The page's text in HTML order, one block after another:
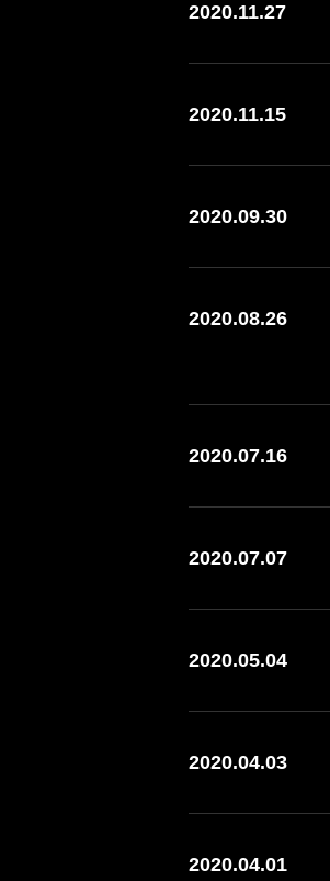
2020.11.27
2020.11.15
2020.09.30
2020.08.26
2020.07.16
2020.07.07
2020.05.04
2020.04.03
2020.04.01